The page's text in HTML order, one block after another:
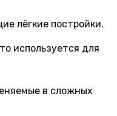
лёгкие постройки.
используется для
в сложных